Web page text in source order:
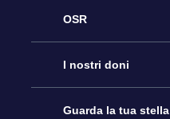
OSR
Assistenza
Contattaci
I nostri doni
Online Star Gift
Guarda la tua stella